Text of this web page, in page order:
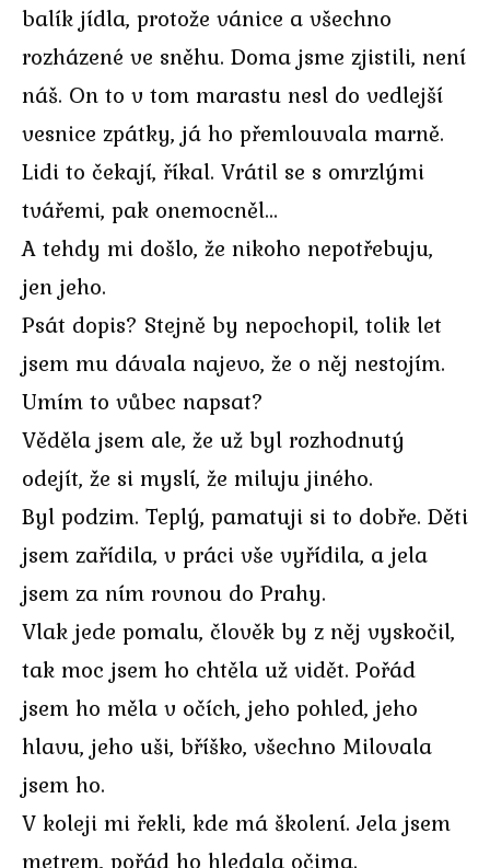
balík jídla, protože vánice a všechno
rozházené ve sněhu. Doma jsme zjistili, není
náš. On to v tom marastu nesl do vedlejší
vesnice zpátky, já ho přemlouvala marně.
Lidi to čekají, říkal. Vrátil se s omrzlými
tvářemi, pak onemocněl…
A tehdy mi došlo, že nikoho nepotřebuju,
jen jeho.
Psát dopis? Stejně by nepochopil, tolik let
jsem mu dávala najevo, že o něj nestojím.
Umím to vůbec napsat?
Věděla jsem ale, že už byl rozhodnutý
odejít, že si myslí, že miluju jiného.
Byl podzim. Teplý, pamatuji si to dobře. Děti
jsem zařídila, v práci vše vyřídila, a jela
jsem za ním rovnou do Prahy.
Vlak jede pomalu, člověk by z něj vyskočil,
tak moc jsem ho chtěla už vidět. Pořád
jsem ho měla v očích, jeho pohled, jeho
hlavu, jeho uši, bříško, všechno Milovala
jsem ho.
V koleji mi řekli, kde má školení. Jela jsem
metrem, pořád ho hledala očima.